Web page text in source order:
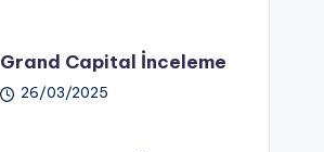
Grand Capital İnceleme
26/03/2025